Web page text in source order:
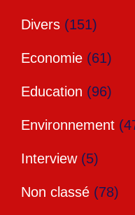
Divers (151)
Economie (61)
Education (96)
Environnement
Interview(5)
Non classé (78)